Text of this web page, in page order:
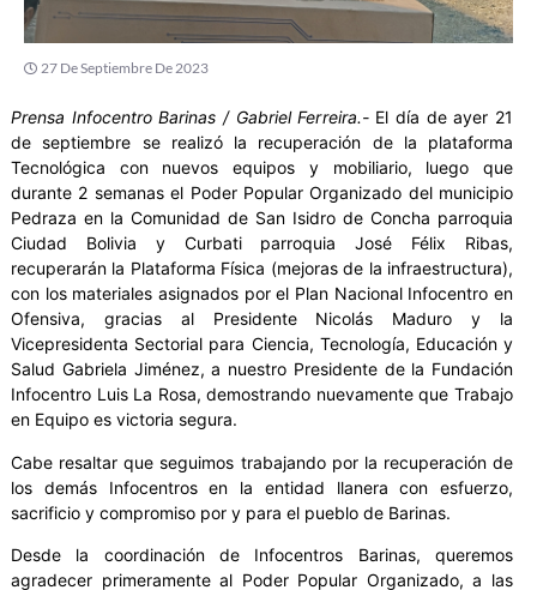
27 De Septiembre De 2023
Prensa Infocentro Barinas / Gabriel Ferreira.-El día de ayer 21
de septiembre se realizó la recuperación de la plataforma
Tecnológica con nuevos equipos y mobiliario, luego que
durante 2 semanas el Poder Popular Organizado del municipio
Pedraza en la Comunidad de San Isidro de Concha parroquia
Ciudad Bolivia y Curbati parroquia José Félix Ribas,
recuperarán la Plataforma Física (mejoras de la infraestructura),
con los materiales asignados por el Plan Nacional Infocentro en
Ofensiva, gracias al Presidente Nicolás Maduro y la
Vicepresidenta Sectorial para Ciencia, Tecnología, Educación y
Salud Gabriela Jiménez, a nuestro Presidente de la Fundación
Infocentro Luis La Rosa, demostrando nuevamente que Trabajo
en Equipo es victoria segura.
Cabe resaltar que seguimos trabajando por la recuperación de
los demás Infocentros en la entidad llanera con esfuerzo,
sacrificio y compromiso por y para el pueblo de Barinas.
Desde la coordinación de Infocentros Barinas, queremos
agradecer primeramente al Poder Popular Organizado, a las